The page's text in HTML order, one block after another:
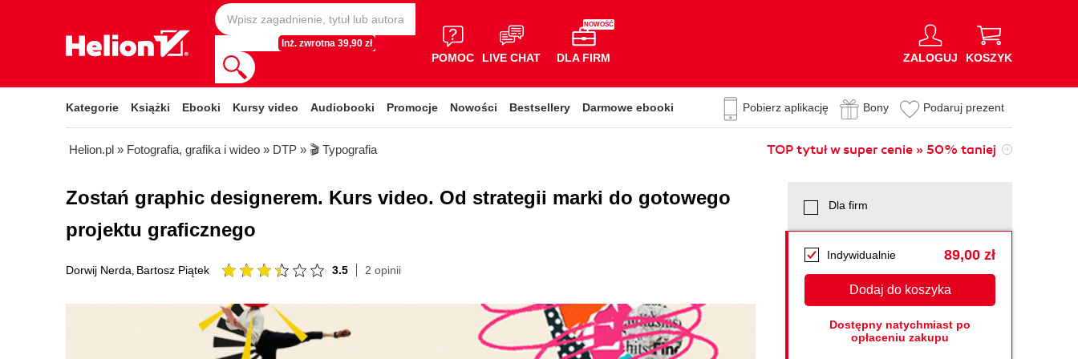
Inż. zwrotna 39,90 zł
POMOC LIVE CHAT
NOWOŚĆ
DLA FIRM ZALOGUJ KOSZYK
Kategorie Książki Ebooki Kursy video Audiobooki Promocje Nowości Bestsellery Darmowe ebooki Pobierz aplikację Bony Podaruj prezent
Helion.pl » Fotografia, grafika i wideo » DTP » 🎬 Typografia TOP tytuł w super cenie » 50% taniej
Zostań graphic designerem. Kurs video. Od strategii marki do gotowego
projektu graficznego
Dorwij Nerda, Bartosz Piątek 3.5 2 opinii
Dla firm
Indywidualnie 89,00 zł
Dodaj do koszyka
Dostępny natychmiast po
opłaceniu zakupu